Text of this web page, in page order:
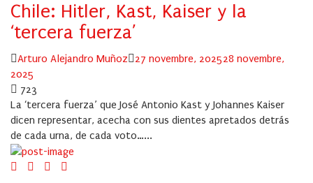
Chile: Hitler, Kast, Kaiser y la
‘tercera fuerza’
Author
Arturo Alejandro Muñoz
Posted
27 novembre, 202528 novembre,
2025
723
La ‘tercera fuerza’ que José Antonio Kast y Johannes Kaiser
dicen representar, acecha con sus dientes apretados detrás
de cada urna, de cada voto…...